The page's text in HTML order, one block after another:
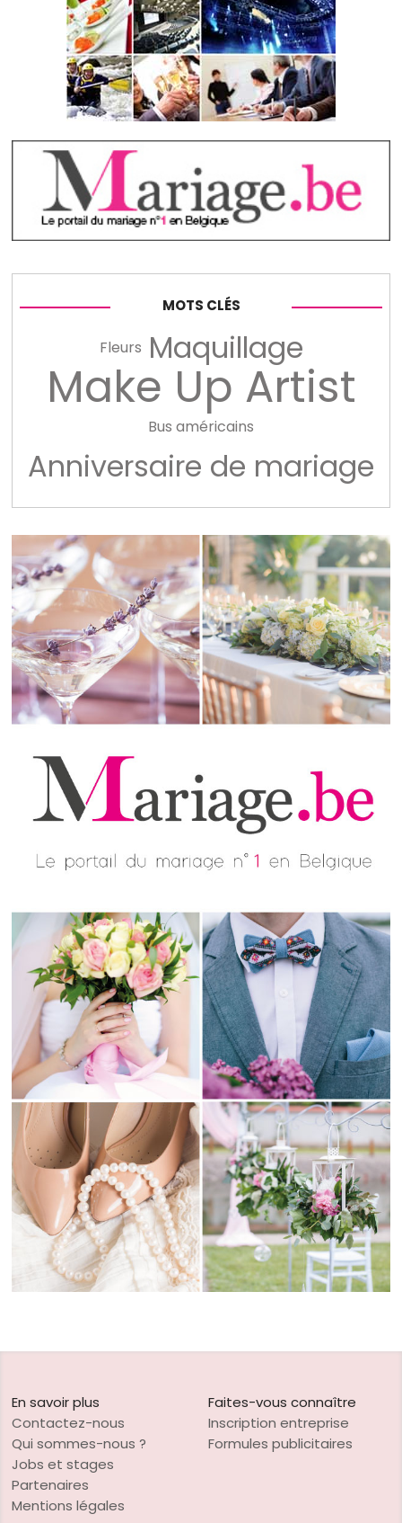
MOTS CLÉS
Fleurs Maquillage
Make Up Artist
Bus américains
Anniversaire de mariage
En savoir plus
Contactez-nous
Qui sommes-nous ?
Jobs et stages
Partenaires
Mentions légales
Faites-vous connaître
Inscription entreprise
Formules publicitaires